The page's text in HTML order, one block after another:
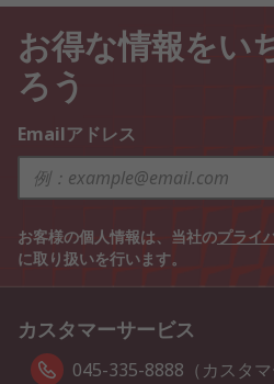
お得な情報をい
ろう
Emailアドレス
お客様の個人情報は、当社のプライ
に取り扱いを行います。
カスタマーサービス
045-335-8888（カスタマ